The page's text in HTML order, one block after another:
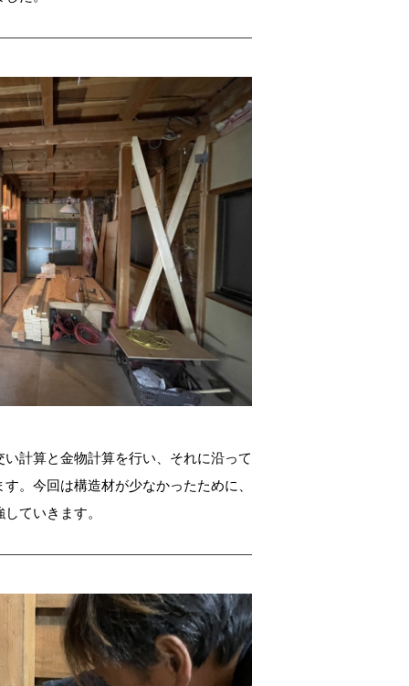
計算と金物計算を行い、それに沿って
。今回は構造材が少なかったために、
ていきます。